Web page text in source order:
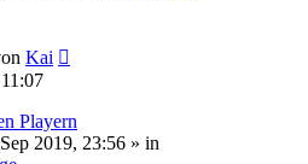
Kai
Playern
2019, 23:56 » in